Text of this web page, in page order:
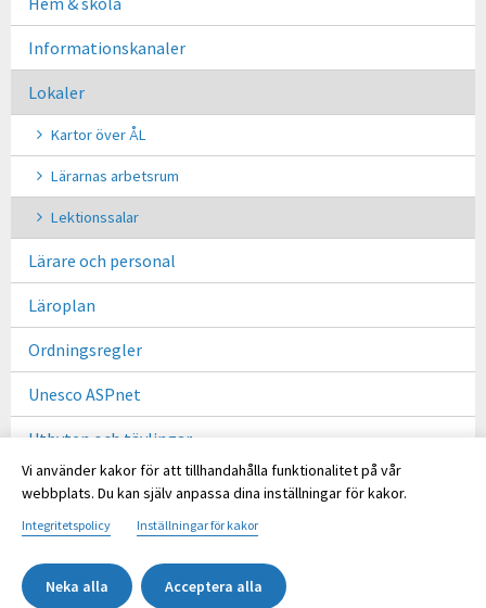
Informationskanaler
Lokaler
Kartor över ÅL
Lärarnas arbetsrum
Lektionssalar
Lärare och personal
Läroplan
Ordningsregler
Unesco ASPnet
Utbyten och tävlingar
Verksamhetsberättelser
Ålands lyceum 120 år
Vi använder kakor för att tillhandahålla funktionalitet på vår
webbplats. Du kan själv anpassa dina inställningar för kakor.
Integritetspolicy Inställningar för kakor
Neka alla Acceptera alla